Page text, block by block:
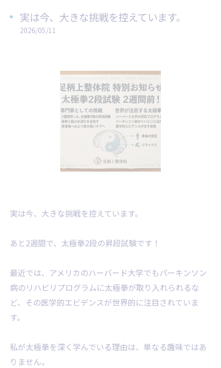
実は今、大きな挑戦を控えています。
2026/05/11
実は今、大きな挑戦を控えています。
あと2週間で、太極拳2段の昇段試験です！
​最近では、アメリカのハーバード大学でもパーキンソン
病のリハビリプログラムに太極拳が取り入れられるな
ど、その医学的エビデンスが世界的に注目されていま
す。
​私が太極拳を深く学んでいる理由は、単なる趣味ではあ
りません。